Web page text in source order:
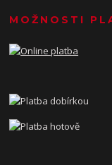
MOŽNOSTI